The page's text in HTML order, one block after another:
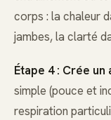
corps : la chaleur
jambes, la clarté
Étape 4 : Crée un
simple (pouce et
respiration